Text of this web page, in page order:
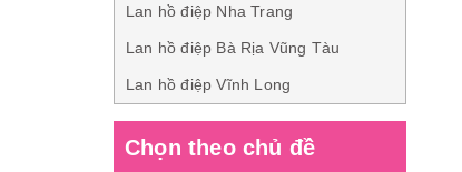
Lan hồ điệp Nha Trang
Lan hồ điệp Bà Rịa Vũng Tàu
Lan hồ điệp Vĩnh Long
Chọn theo chủ đề